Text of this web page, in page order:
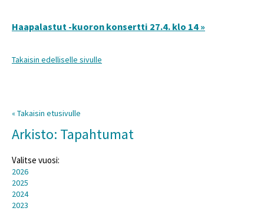
Haapalastut -kuoron konsertti 27.4. klo 14 »
Takaisin edelliselle sivulle
« Takaisin etusivulle
Arkisto: Tapahtumat
Valitse vuosi:
2026
2025
2024
2023